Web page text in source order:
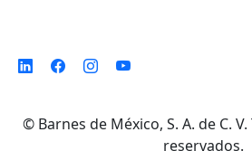
© Barnes de México, S. A. de C.
reservados.